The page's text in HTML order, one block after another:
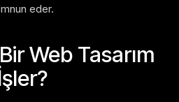
eder.
Web Tasarım